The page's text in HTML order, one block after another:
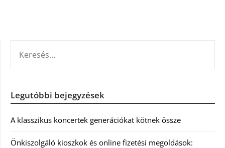
Legutóbbi bejegyzések
A klasszikus koncertek generációkat kötnek össze
Önkiszolgáló kioszkok és online fizetési megoldások: